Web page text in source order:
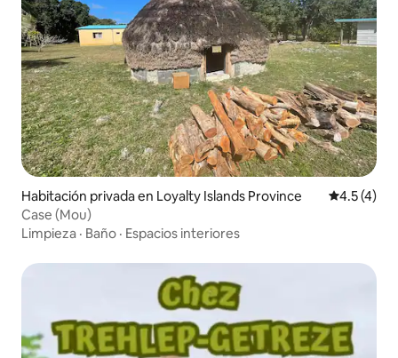
Habitación privada en Loyalty Islands Province
4.5 (4)
Case (Mou)
Limpieza · Baño · Espacios interiores